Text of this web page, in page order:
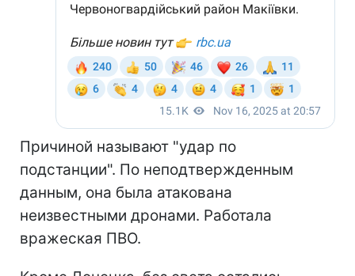
Причиной называют "удар по
подстанции". По неподтвержденным
данным, она была атакована
неизвестными дронами. Работала
вражеская ПВО.